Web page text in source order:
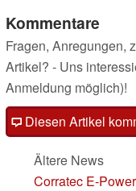
Kommentare
Fragen, Anregungen,
Artikel? - Uns
Anmeldung möglich)!
Diesen Artikel
Ältere News
Corratec E-